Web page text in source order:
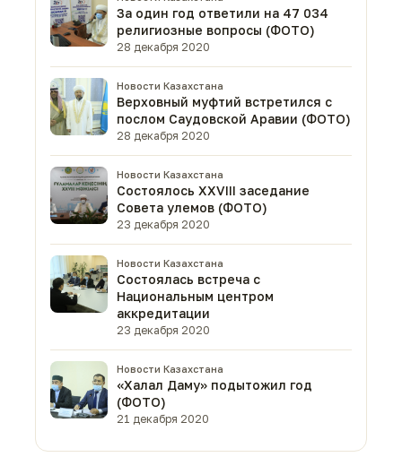
За один год ответили на 47 034
религиозные вопросы (ФОТО)
28 декабря 2020
Новости Казахстана
Верховный муфтий встретился с
послом Саудовской Аравии (ФОТО)
28 декабря 2020
Новости Казахстана
Состоялось XXVIII заседание
Совета улемов (ФОТО)
23 декабря 2020
Новости Казахстана
Состоялась встреча с
Национальным центром
аккредитации
23 декабря 2020
Новости Казахстана
«Халал Даму» подытожил год
(ФОТО)
21 декабря 2020